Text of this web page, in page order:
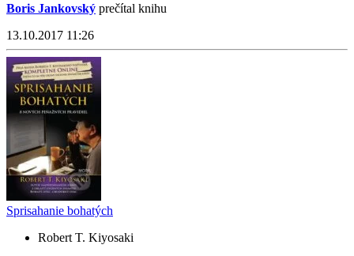
Boris Jankovský prečítal knihu
13.10.2017 11:26
Sprisahanie bohatých
Robert T. Kiyosaki